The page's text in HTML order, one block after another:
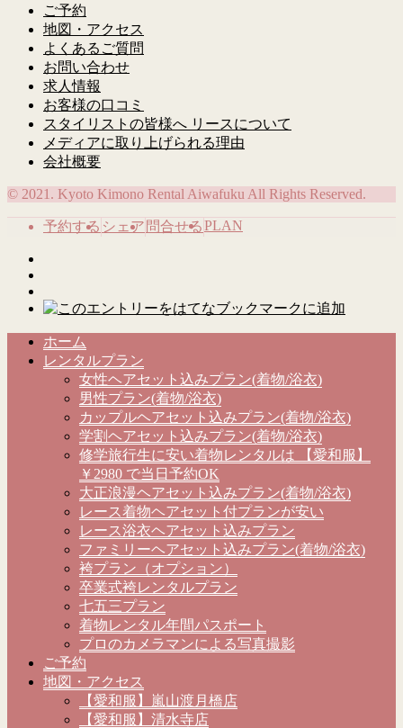
ご予約
地図・アクセス
よくあるご質問
お問い合わせ
求人情報
お客様の口コミ
スタイリストの皆様へ リースについて
メディアに取り上げられる理由
会社概要
© 2021. Kyoto Kimono Rental Aiwafuku All Rights Reserved.
予約する シェア 問合せるPLAN
ホーム
レンタルプラン
女性ヘアセット込みプラン(着物/浴衣)
男性プラン(着物/浴衣)
カップルヘアセット込みプラン(着物/浴衣)
学割ヘアセット込みプラン(着物/浴衣)
修学旅行生に安い着物レンタルは 【愛和服】
￥2980 で当日予約OK
大正浪漫ヘアセット込みプラン(着物/浴衣)
レース着物ヘアセット付プランが安い
レース浴衣ヘアセット込みプラン
ファミリーヘアセット込みプラン(着物/浴衣)
袴プラン（オプション）
卒業式袴レンタルプラン
七五三プラン
着物レンタル年間パスポート
プロのカメラマンによる写真撮影
ご予約
地図・アクセス
【愛和服】嵐山渡月橋店
【愛和服】清水寺店